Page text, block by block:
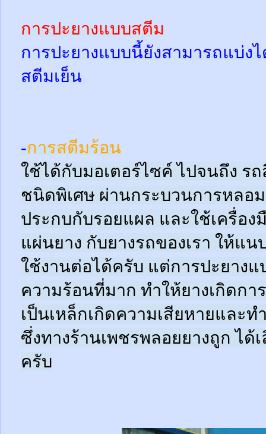
การปะยางแบบสตีม
การปะยางแบบนี้ยังสามารถแบ่ง
สตีมเย็น
-การสตีมร้อน
ใช้ได้กับมอเตอร์ไซค์ ไปจนถึง ร
ชนิดพิเศษ ผ่านกระบวนการหลอ
ประกบกับรอยแผล และใช้เครื่อง
แผ่นยาง กับยางรถของเรา ให้แ
ใช้งานต่อได้ครับ แต่การปะยาง
ความร้อนที่มาก ทำให้ยางเกิดกา
เป็นเหล็กเกิดความเสียหายและท
ซึ่งทางร้านเพชรพลอยยางถูก ได้
ครับ